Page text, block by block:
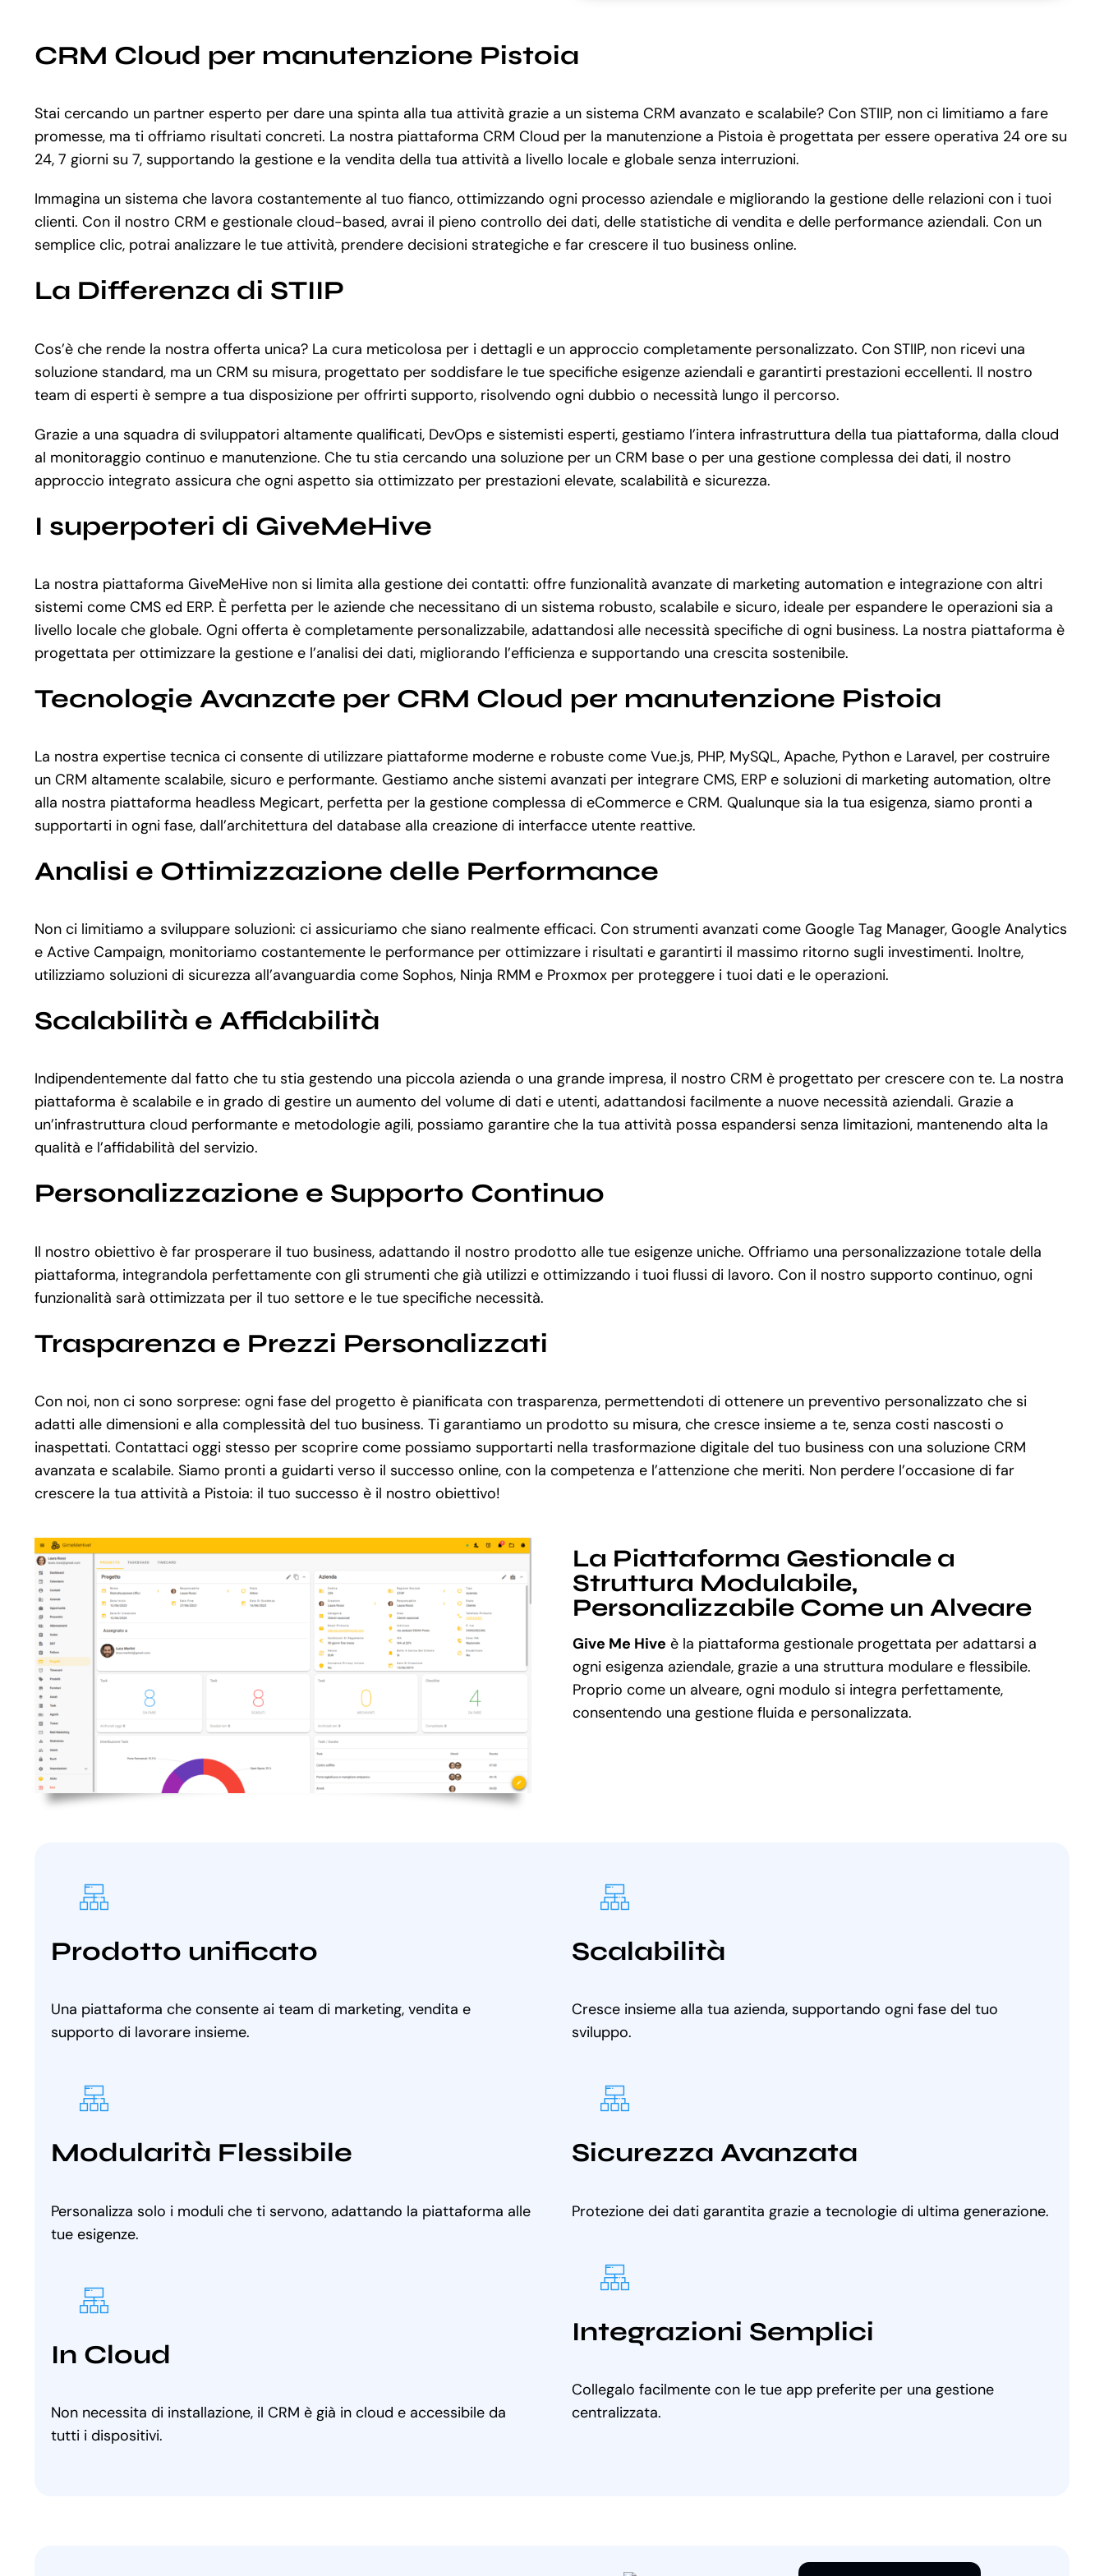
CRM Cloud per manutenzione Pistoia
Stai cercando un partner esperto per dare una spinta alla tua attività grazie a un sistema CRM avanzato e scalabile? Con STIIP, non ci limitiamo a fare
promesse, ma ti offriamo risultati concreti. La nostra piattaforma CRM Cloud per la manutenzione a Pistoia è progettata per essere operativa 24 ore su
24, 7 giorni su 7, supportando la gestione e la vendita della tua attività a livello locale e globale senza interruzioni.
Immagina un sistema che lavora costantemente al tuo fianco, ottimizzando ogni processo aziendale e migliorando la gestione delle relazioni con i tuoi
clienti. Con il nostro CRM e gestionale cloud-based, avrai il pieno controllo dei dati, delle statistiche di vendita e delle performance aziendali. Con un
semplice clic, potrai analizzare le tue attività, prendere decisioni strategiche e far crescere il tuo business online.
La Differenza di STIIP
Cos’è che rende la nostra offerta unica? La cura meticolosa per i dettagli e un approccio completamente personalizzato. Con STIIP, non ricevi una
soluzione standard, ma un CRM su misura, progettato per soddisfare le tue specifiche esigenze aziendali e garantirti prestazioni eccellenti. Il nostro
team di esperti è sempre a tua disposizione per offrirti supporto, risolvendo ogni dubbio o necessità lungo il percorso.
Grazie a una squadra di sviluppatori altamente qualificati, DevOps e sistemisti esperti, gestiamo l’intera infrastruttura della tua piattaforma, dalla cloud
al monitoraggio continuo e manutenzione. Che tu stia cercando una soluzione per un CRM base o per una gestione complessa dei dati, il nostro
approccio integrato assicura che ogni aspetto sia ottimizzato per prestazioni elevate, scalabilità e sicurezza.
I superpoteri di GiveMeHive
La nostra piattaforma GiveMeHive non si limita alla gestione dei contatti: offre funzionalità avanzate di marketing automation e integrazione con altri
sistemi come CMS ed ERP. È perfetta per le aziende che necessitano di un sistema robusto, scalabile e sicuro, ideale per espandere le operazioni sia a
livello locale che globale. Ogni offerta è completamente personalizzabile, adattandosi alle necessità specifiche di ogni business. La nostra piattaforma è
progettata per ottimizzare la gestione e l’analisi dei dati, migliorando l’efficienza e supportando una crescita sostenibile.
Tecnologie Avanzate per CRM Cloud per manutenzione Pistoia
La nostra expertise tecnica ci consente di utilizzare piattaforme moderne e robuste come Vue.js, PHP, MySQL, Apache, Python e Laravel, per costruire
un CRM altamente scalabile, sicuro e performante. Gestiamo anche sistemi avanzati per integrare CMS, ERP e soluzioni di marketing automation, oltre
alla nostra piattaforma headless Megicart, perfetta per la gestione complessa di eCommerce e CRM. Qualunque sia la tua esigenza, siamo pronti a
supportarti in ogni fase, dall’architettura del database alla creazione di interfacce utente reattive.
Analisi e Ottimizzazione delle Performance
Non ci limitiamo a sviluppare soluzioni: ci assicuriamo che siano realmente efficaci. Con strumenti avanzati come Google Tag Manager, Google Analytics
e Active Campaign, monitoriamo costantemente le performance per ottimizzare i risultati e garantirti il massimo ritorno sugli investimenti. Inoltre,
utilizziamo soluzioni di sicurezza all’avanguardia come Sophos, Ninja RMM e Proxmox per proteggere i tuoi dati e le operazioni.
Scalabilità e Affidabilità
Indipendentemente dal fatto che tu stia gestendo una piccola azienda o una grande impresa, il nostro CRM è progettato per crescere con te. La nostra
piattaforma è scalabile e in grado di gestire un aumento del volume di dati e utenti, adattandosi facilmente a nuove necessità aziendali. Grazie a
un’infrastruttura cloud performante e metodologie agili, possiamo garantire che la tua attività possa espandersi senza limitazioni, mantenendo alta la
qualità e l’affidabilità del servizio.
Personalizzazione e Supporto Continuo
Il nostro obiettivo è far prosperare il tuo business, adattando il nostro prodotto alle tue esigenze uniche. Offriamo una personalizzazione totale della
piattaforma, integrandola perfettamente con gli strumenti che già utilizzi e ottimizzando i tuoi flussi di lavoro. Con il nostro supporto continuo, ogni
funzionalità sarà ottimizzata per il tuo settore e le tue specifiche necessità.
Trasparenza e Prezzi Personalizzati
Con noi, non ci sono sorprese: ogni fase del progetto è pianificata con trasparenza, permettendoti di ottenere un preventivo personalizzato che si
adatti alle dimensioni e alla complessità del tuo business. Ti garantiamo un prodotto su misura, che cresce insieme a te, senza costi nascosti o
inaspettati. Contattaci oggi stesso per scoprire come possiamo supportarti nella trasformazione digitale del tuo business con una soluzione CRM
avanzata e scalabile. Siamo pronti a guidarti verso il successo online, con la competenza e l’attenzione che meriti. Non perdere l’occasione di far
crescere la tua attività a Pistoia: il tuo successo è il nostro obiettivo!
La Piattaforma Gestionale a
Struttura Modulabile,
Personalizzabile Come un Alveare
Give Me Hive è la piattaforma gestionale progettata per adattarsi a
ogni esigenza aziendale, grazie a una struttura modulare e flessibile.
Proprio come un alveare, ogni modulo si integra perfettamente,
consentendo una gestione fluida e personalizzata.
Prodotto unificato
Una piattaforma che consente ai team di marketing, vendita e
supporto di lavorare insieme.
Modularità Flessibile
Personalizza solo i moduli che ti servono, adattando la piattaforma alle
tue esigenze.
In Cloud
Non necessita di installazione, il CRM è già in cloud e accessibile da
tutti i dispositivi.
Scalabilità
Cresce insieme alla tua azienda, supportando ogni fase del tuo
sviluppo.
Sicurezza Avanzata
Protezione dei dati garantita grazie a tecnologie di ultima generazione.
Integrazioni Semplici
Collegalo facilmente con le tue app preferite per una gestione
centralizzata.